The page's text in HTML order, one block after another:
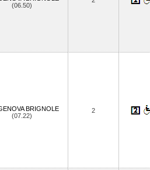
(06.50)
BRIGNOLE
(07.22)
2